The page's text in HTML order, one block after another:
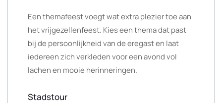
Een themafeest voegt wat extra plezier toe aan
het vrijgezellenfeest. Kies een thema dat past
bij de persoonlijkheid van de eregast en laat
iedereen zich verkleden voor een avond vol
lachen en mooie herinneringen.
Stadstour